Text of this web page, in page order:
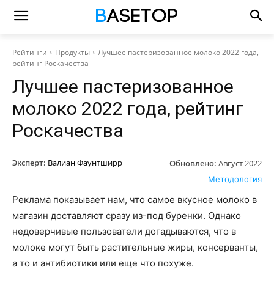
Рейтинги Продукты
Лучшее пастеризованное молоко 2022 года,
рейтинг Роскачества
Лучшее пастеризованное
молоко 2022 года, рейтинг
Роскачества
Эксперт: Валиан Фаунтширр Обновлено: Август 2022
Методология
Реклама показывает нам, что самое вкусное молоко в
магазин доставляют сразу из-под буренки. Однако
недоверчивые пользователи догадываются, что в
молоке могут быть растительные жиры, консерванты,
а то и антибиотики или еще что похуже.